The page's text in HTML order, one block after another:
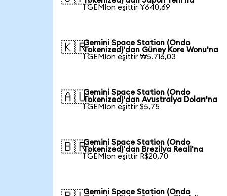
1 GEMIon eşittir ¥640,69
🇰🇷Gemini Space Station (Ondo
Tokenized)'dan Güney Kore Wonu'na
1 GEMIon eşittir ₩5.716,03
🇦🇺Gemini Space Station (Ondo
Tokenized)'dan Avustralya Doları'na
1 GEMIon eşittir $5,75
🇧🇷Gemini Space Station (Ondo
Tokenized)'dan Brezilya Reali'na
1 GEMIon eşittir R$20,70
Gemini Space Station (Ondo